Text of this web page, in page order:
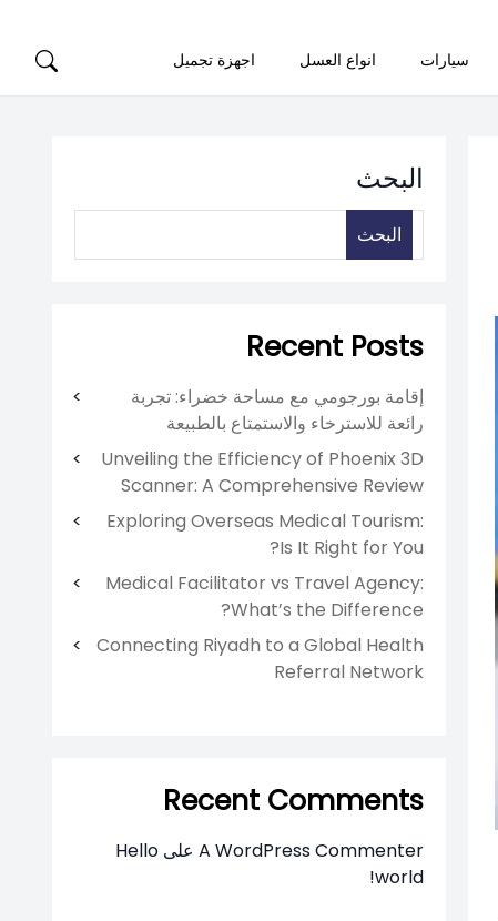
سيارات انواع العسل اجهزة تجميل
البحث
البحث
Recent Posts
إقامة بورجومي مع مساحة خضراء: تجربة
رائعة للاسترخاء والاستمتاع بالطبيعة
Unveiling the Efficiency of Phoenix 3D
Scanner: A Comprehensive Review
Exploring Overseas Medical Tourism:
Is It Right for You?
Medical Facilitator vs Travel Agency:
What’s the Difference?
Connecting Riyadh to a Global Health
Referral Network
Recent Comments
A WordPress Commenter على Hello
world!